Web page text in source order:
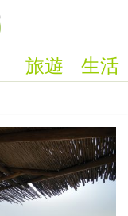
生活
旅遊